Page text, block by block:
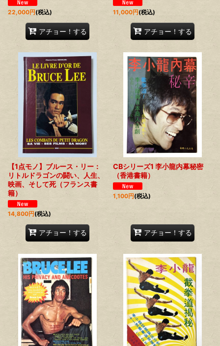
22,000円(税込)
アチョー！する
11,000円(税込)
アチョー！する
【1点モノ】ブルース・リー：
リトルドラゴンの闘い、人生、
映画、そして死（フランス書
籍）
14,800円(税込)
アチョー！する
CBシリーズ1 李小龍内幕秘密
（香港書籍）
1,100円(税込)
アチョー！する